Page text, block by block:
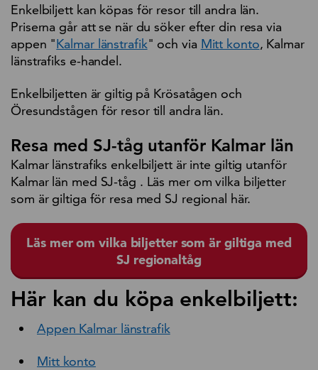
Enkelbiljett kan köpas för resor till andra län.
Priserna går att se när du söker efter din resa via
appen "Kalmar länstrafik" och via Mitt konto, Kalmar
länstrafiks e-handel.
Enkelbiljetten är giltig på Krösatågen och
Öresundstågen för resor till andra län.
Resa med SJ-tåg utanför Kalmar län
Kalmar länstrafiks enkelbiljett är inte giltig utanför
Kalmar län med SJ-tåg . Läs mer om vilka biljetter
som är giltiga för resa med SJ regional här.
Läs mer om vilka biljetter som är giltiga med
SJ regionaltåg
Här kan du köpa enkelbiljett:
Appen Kalmar länstrafik
Mitt konto